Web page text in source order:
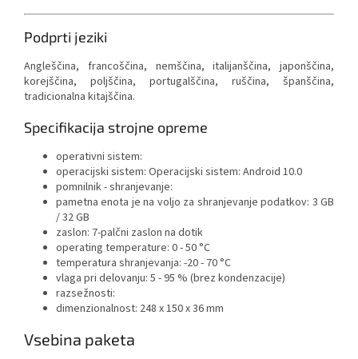
Podprti jeziki
Angleščina, francoščina, nemščina, italijanščina, japonščina,
korejščina, poljščina, portugalščina, ruščina, španščina,
tradicionalna kitajščina.
Specifikacija strojne opreme
operativni sistem:
operacijski sistem: Operacijski sistem: Android 10.0
pomnilnik - shranjevanje:
pametna enota je na voljo za shranjevanje podatkov: 3 GB
/ 32 GB
zaslon: 7-palčni zaslon na dotik
operating temperature: 0 - 50 °C
temperatura shranjevanja: -20 - 70 °C
vlaga pri delovanju: 5 - 95 % (brez kondenzacije)
razsežnosti:
dimenzionalnost: 248 x 150 x 36 mm
Vsebina paketa